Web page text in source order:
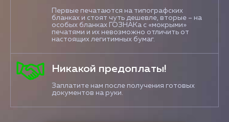
Первые печатаются на типографских
бланках и стоят чуть дешевле, вторые – на
особых бланках ГОЗНАКа с «мокрыми»
печатями и их невозможно отличить от
настоящих легитимных бумаг.
Никакой предоплаты!
Заплатите нам после получения готовых
документов на руки.